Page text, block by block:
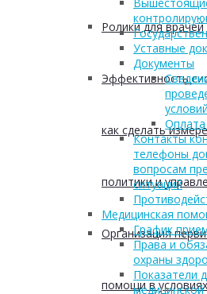
Ролики для врачей
Эффективность
как сделать
политики и
Организация
помощи в
Уставные
Документы
Оплата
Контакты
телефоны
вопросам
ситуаций
Медицинская
График
Права и
охраны
Показатели